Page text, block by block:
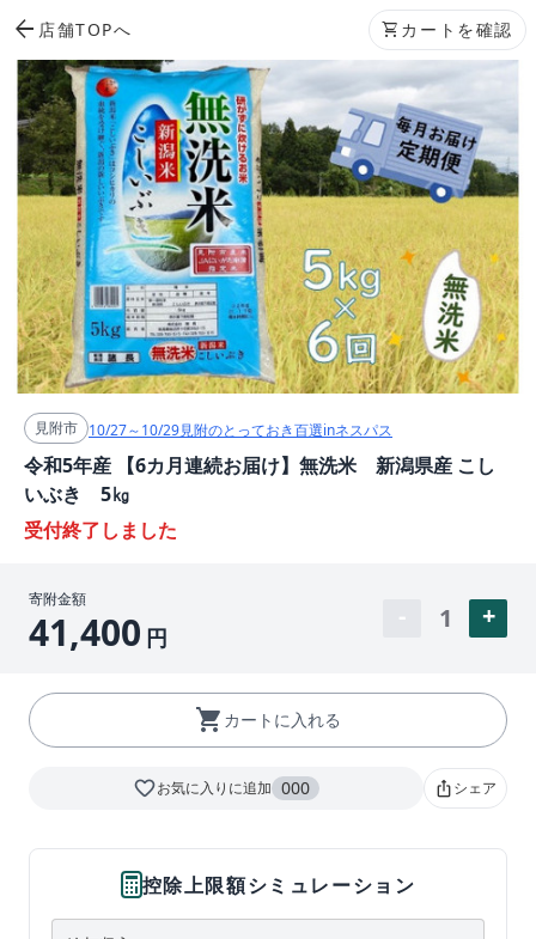
arrow_back 店舗TOPへ shopping_cart カートを確認
見附市 10/27～10/29見附のとっておき百選inネスパス
令和5年産 【6カ月連続お届け】無洗米 新潟県産 こし
いぶき 5㎏
受付終了しました
寄附金額
41,400 円
1
shopping_cart カートに入れる
favorite_borderお気に入りに追加 000 ios_shareシェア
控除上限額シミュレーション